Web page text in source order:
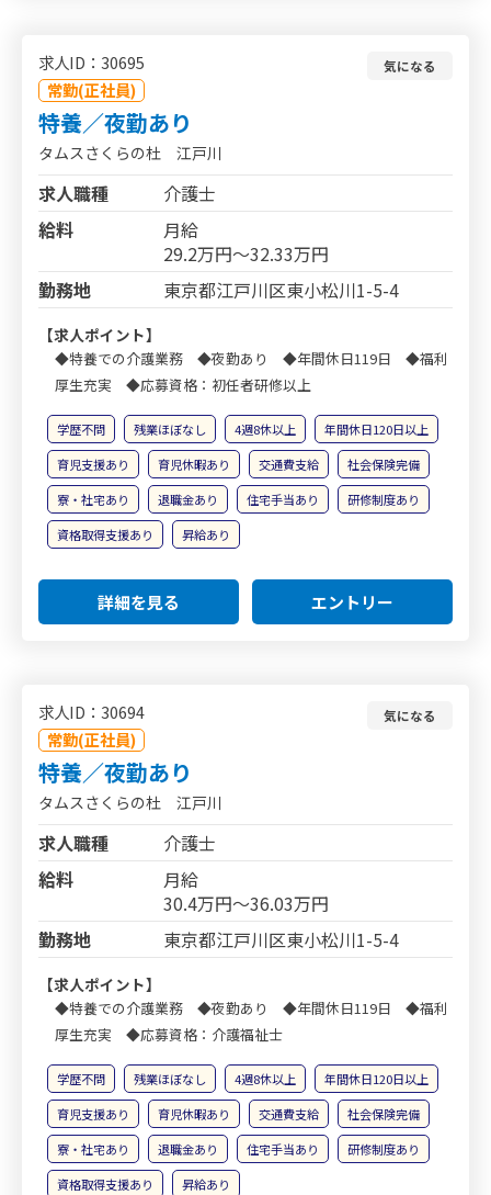
求人ID：30695
常勤(正社員)
気になる
特養／夜勤あり
タムスさくらの杜 江戸川
求人職種
介護士
給料
月給
29.2万円～32.33万円
勤務地
東京都江戸川区東小松川1-5-4
【求人ポイント】
◆特養での介護業務 ◆夜勤あり ◆年間休日119日 ◆福利
厚生充実 ◆応募資格：初任者研修以上
学歴不問 残業ほぼなし 4週8休以上
年間休日120日以上
育児支援あり
育児休暇あり 交通費支給
社会保険完備
寮・社宅あり
退職金あり 住宅手当あり
研修制度あり
資格取得支援あり
昇給あり
詳細を見る エントリー
求人ID：30694
常勤(正社員)
気になる
特養／夜勤あり
タムスさくらの杜 江戸川
求人職種
介護士
給料
月給
30.4万円～36.03万円
勤務地
東京都江戸川区東小松川1-5-4
【求人ポイント】
◆特養での介護業務 ◆夜勤あり ◆年間休日119日 ◆福利
厚生充実 ◆応募資格：介護福祉士
学歴不問 残業ほぼなし 4週8休以上
年間休日120日以上
育児支援あり
育児休暇あり 交通費支給
社会保険完備
寮・社宅あり
退職金あり 住宅手当あり
研修制度あり
資格取得支援あり
昇給あり